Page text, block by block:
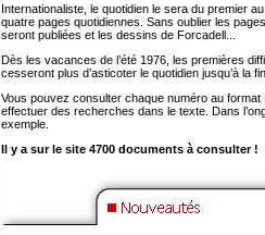
Internationaliste, le quotidien le sera du premier
quatre pages quotidiennes. Sans oublier les
seront publiées et les dessins de Forcadell...
Dès les vacances de l’été 1976, les premières
cesseront plus d’asticoter le quotidien jusqu’à la
Vous pouvez consulter chaque numéro au
effectuer des recherches dans le texte. Dans
exemple.
Il y a sur le site 4700 documents à consulter !